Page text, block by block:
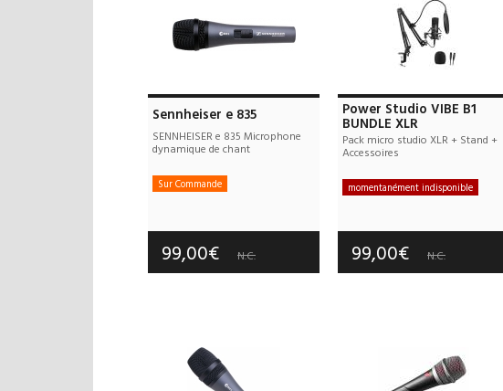
Sennheiser e 835
SENNHEISER e 835 Microphone
dynamique de chant
Sur Commande
Garantie :3 an(s)
99,00€ N.C.
Power Studio VIBE B1
BUNDLE XLR
Pack micro studio XLR + Stand +
Accessoires
momentanément indisponible
Garantie :2 an(s)
99,00€ N.C.